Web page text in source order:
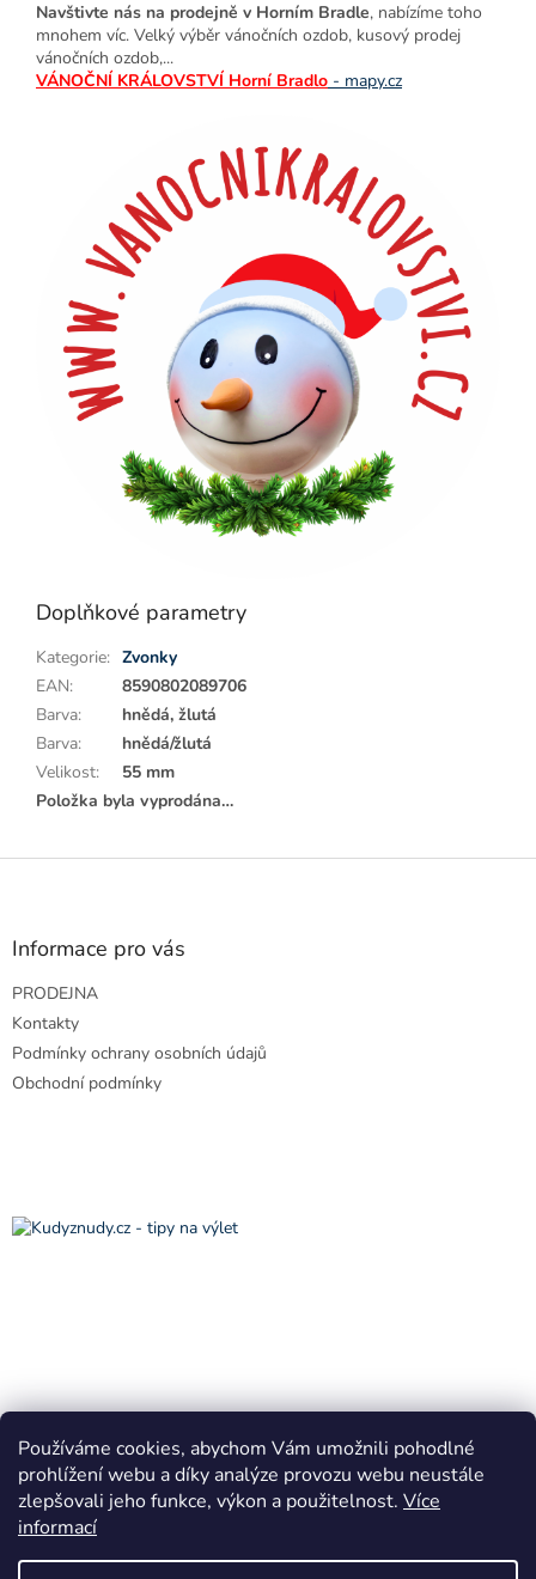
Používáme cookies, abychom Vám umožnili pohodlné
prohlížení webu a díky analýze provozu webu neustále
zlepšovali jeho funkce, výkon a použitelnost. Více
informací
Navštivte nás na prodejně v Horním Bradle, nabízíme toho
mnohem víc. Velký výběr vánočních ozdob, kusový prodej
vánočních ozdob,...
VÁNOČNÍ KRÁLOVSTVÍ Horní Bradlo - mapy.cz
Doplňkové parametry
Kategorie: Zvonky
EAN:
8590802089706
Barva:
hnědá, žlutá
Barva:
hnědá/žlutá
Velikost:
55 mm
Položka byla vyprodána…
Z
Informace pro vás
PRODEJNA
Kontakty
Podmínky ochrany osobních údajů
Obchodní podmínky